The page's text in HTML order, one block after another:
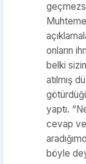
onların
belki
atılmış
yaptı.
cevap
böyle